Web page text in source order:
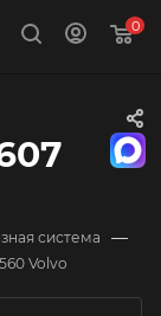
0
система —
Volvo